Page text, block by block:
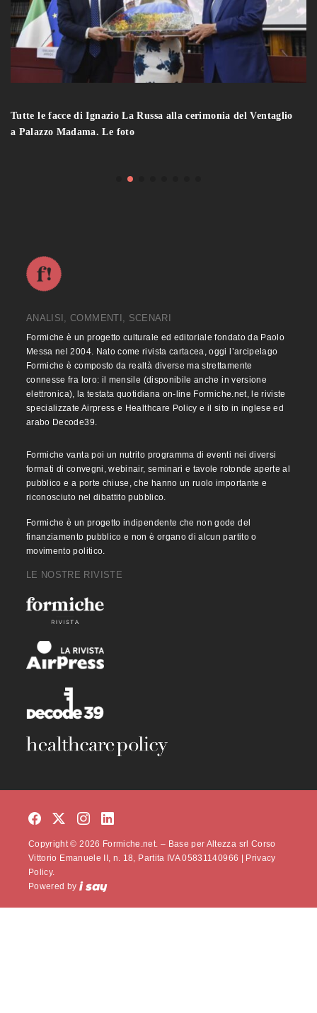
Tutte le facce di Ignazio La Russa alla cerimonia del Ventaglio
a Palazzo Madama. Le foto
ANALISI, COMMENTI, SCENARI
Formiche è un progetto culturale ed editoriale fondato da Paolo
Messa nel 2004. Nato come rivista cartacea, oggi l’arcipelago
Formiche è composto da realtà diverse ma strettamente
connesse fra loro: il mensile (disponibile anche in versione
elettronica), la testata quotidiana on-line Formiche.net, le riviste
specializzate Airpress e Healthcare Policy e il sito in inglese ed
arabo Decode39.
Formiche vanta poi un nutrito programma di eventi nei diversi
formati di convegni, webinair, seminari e tavole rotonde aperte al
pubblico e a porte chiuse, che hanno un ruolo importante e
riconosciuto nel dibattito pubblico.
Formiche è un progetto indipendente che non gode del
finanziamento pubblico e non è organo di alcun partito o
movimento politico.
LE NOSTRE RIVISTE
Copyright © 2026 Formiche.net. – Base per Altezza srl Corso
Vittorio Emanuele II, n. 18, Partita IVA 05831140966 |
Privacy
Policy.
Powered by